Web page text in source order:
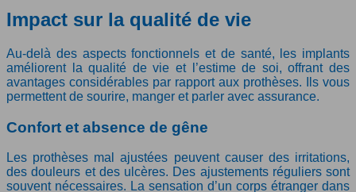
Impact sur la qualité de vie
Au-delà des aspects fonctionnels et de santé, les implants
améliorent la qualité de vie et l’estime de soi, offrant des
avantages considérables par rapport aux prothèses. Ils vous
permettent de sourire, manger et parler avec assurance.
Confort et absence de gêne
Les prothèses mal ajustées peuvent causer des irritations,
des douleurs et des ulcères. Des ajustements réguliers sont
souvent nécessaires. La sensation d’un corps étranger dans